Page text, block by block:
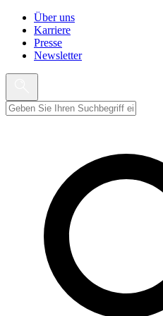
Über uns
Karriere
Presse
Newsletter